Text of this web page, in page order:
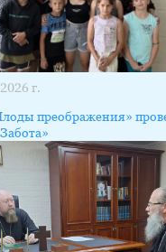
г.
преображения»